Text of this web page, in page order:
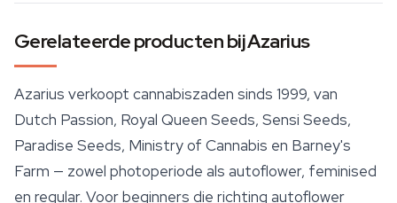
Gerelateerde producten bij Azarius
Azarius verkoopt cannabiszaden sinds 1999, van
Dutch Passion, Royal Queen Seeds, Sensi Seeds,
Paradise Seeds, Ministry of Cannabis en Barney's
Farm — zowel photoperiode als autoflower, feminised
en regular. Voor beginners die richting autoflower